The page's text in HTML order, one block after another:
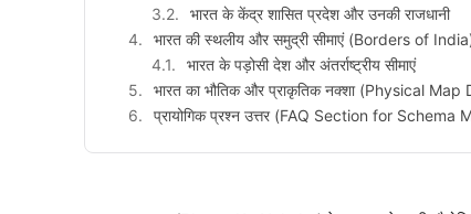
भारत के केंद्र शासित प्रदेश और उनकी राजधानी
भारत की स्थलीय और समुद्री सीमाएं (Borders of
भारत के पड़ोसी देश और अंतर्राष्ट्रीय सीमाएं
भारत का भौतिक और प्राकृतिक नक्शा (Physical Map
प्रायोगिक प्रश्न उत्तर (FAQ Section for Schema